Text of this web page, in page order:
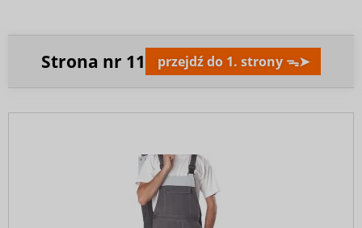
Strona nr 11 przejdź do 1. strony ᯓ➤